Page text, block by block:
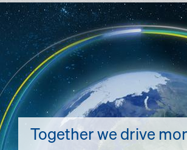
Together we drive